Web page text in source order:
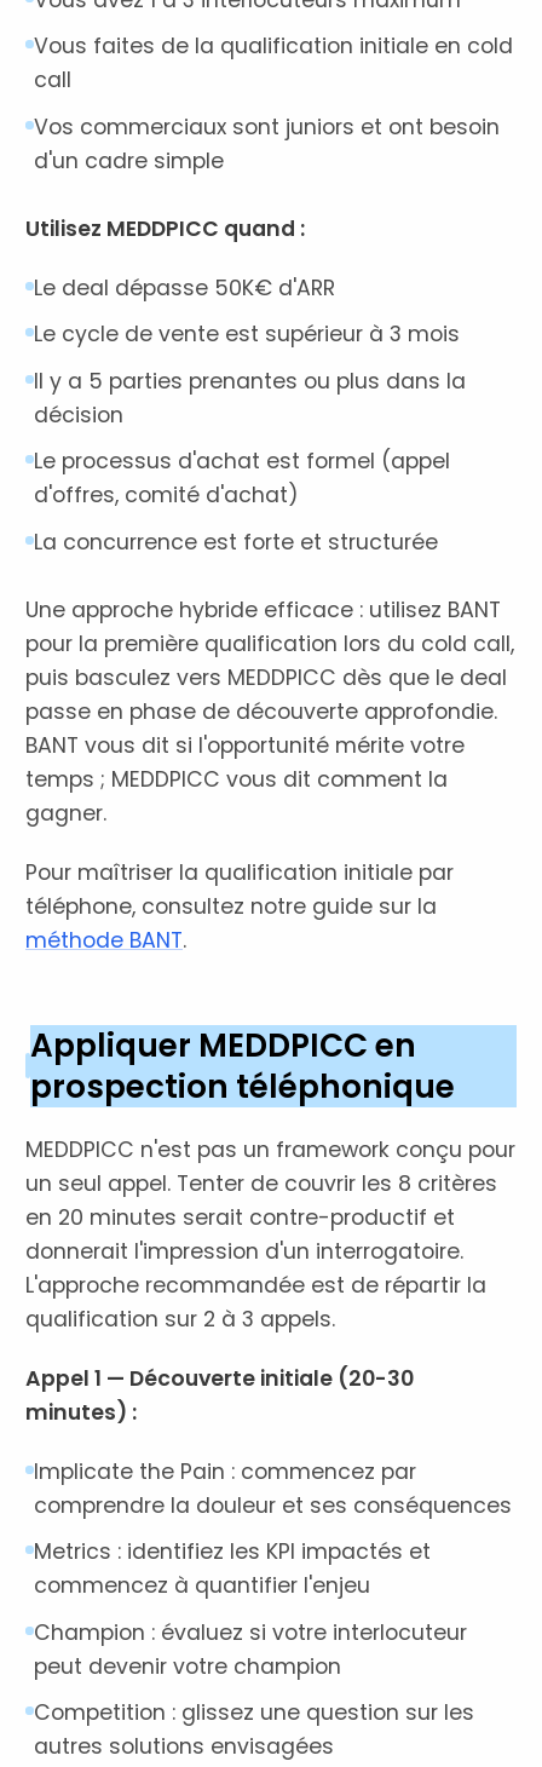
Vous faites de la qualification initiale en cold
call
Vos commerciaux sont juniors et ont besoin
d'un cadre simple
Utilisez MEDDPICC quand :
Le deal dépasse 50K€ d'ARR
Le cycle de vente est supérieur à 3 mois
Il y a 5 parties prenantes ou plus dans la
décision
Le processus d'achat est formel (appel
d'offres, comité d'achat)
La concurrence est forte et structurée
Une approche hybride efficace : utilisez BANT
pour la première qualification lors du cold call,
puis basculez vers MEDDPICC dès que le deal
passe en phase de découverte approfondie.
BANT vous dit si l'opportunité mérite votre
temps ; MEDDPICC vous dit comment la
gagner.
Pour maîtriser la qualification initiale par
téléphone, consultez notre guide sur la
méthode BANT.
Appliquer MEDDPICC en
prospection téléphonique
MEDDPICC n'est pas un framework conçu pour
un seul appel. Tenter de couvrir les 8 critères
en 20 minutes serait contre-productif et
donnerait l'impression d'un interrogatoire.
L'approche recommandée est de répartir la
qualification sur 2 à 3 appels.
Appel 1 — Découverte initiale (20-30
minutes) :
Implicate the Pain : commencez par
comprendre la douleur et ses conséquences
Metrics : identifiez les KPI impactés et
commencez à quantifier l'enjeu
Champion : évaluez si votre interlocuteur
peut devenir votre champion
Competition : glissez une question sur les
autres solutions envisagées